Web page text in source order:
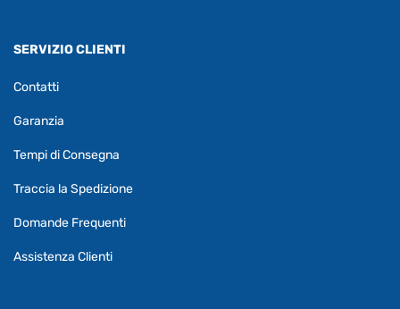
SERVIZIO CLIENTI
Contatti
Garanzia
Tempi di Consegna
Traccia la Spedizione
Domande Frequenti
Assistenza Clienti